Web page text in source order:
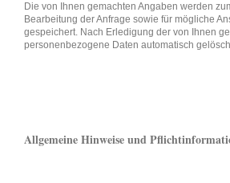
Die von Ihnen gemachten Angaben werden
Bearbeitung der Anfrage sowie für mögliche
gespeichert. Nach Erledigung der von Ihnen
personenbezogene Daten automatisch
Allgemeine Hinweise und